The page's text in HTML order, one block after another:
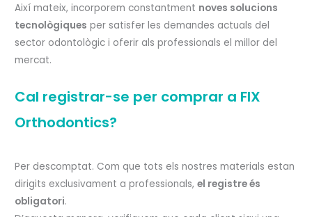
Així mateix, incorporem constantment noves solucions
tecnològiques per satisfer les demandes actuals del
sector odontològic i oferir als professionals el millor del
mercat.
Cal registrar-se per comprar a FIX
Orthodontics?
Per descomptat. Com que tots els nostres materials estan
dirigits exclusivament a professionals,el registre és
obligatori.